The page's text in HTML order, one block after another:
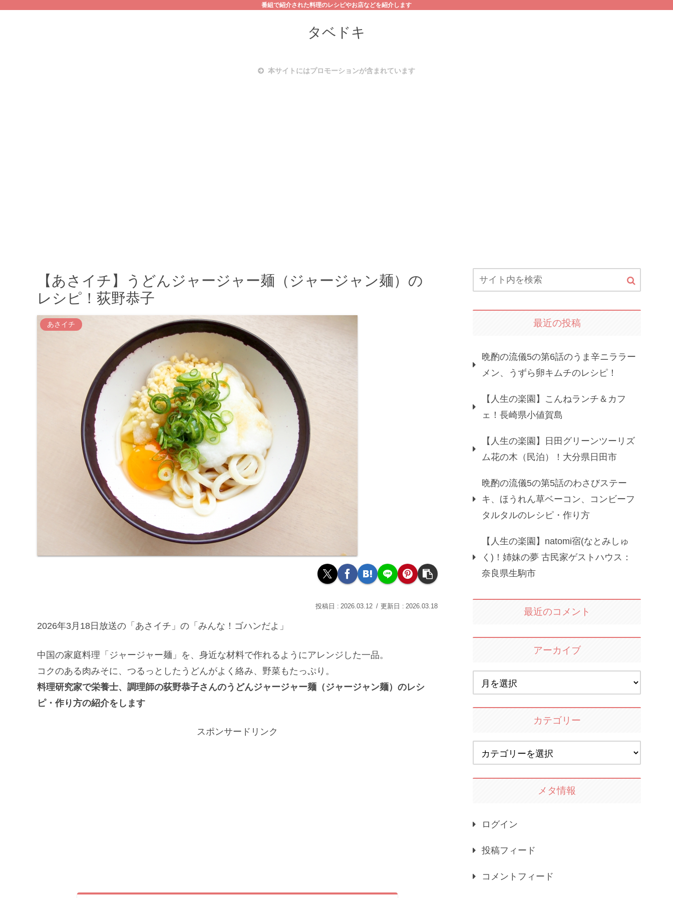
番組で紹介された料理のレシピやお店などを紹介します
タベドキ
本サイトにはプロモーションが含まれています
【あさイチ】うどんジャージャー麺（ジャージャン麺）の
レシピ！荻野恭子
あさイチ
2026.03.12 2026.03.18
2026年3月18日放送の「あさイチ」の「みんな！ゴハンだよ」
中国の家庭料理「ジャージャー麺」を、身近な材料で作れるようにアレンジした一品。
コクのある肉みそに、つるっとしたうどんがよく絡み、野菜もたっぷり。
料理研究家で栄養士、調理師の荻野恭子さんのうどんジャージャー麺（ジャージャン麺）のレシ
ピ・作り方の紹介をします
スポンサードリンク
最近の投稿
晩酌の流儀5の第6話のうま辛ニララー
メン、うずら卵キムチのレシピ！
【人生の楽園】こんねランチ＆カフ
ェ！長崎県小値賀島
【人生の楽園】日田グリーンツーリズ
ム花の木（民泊）！大分県日田市
晩酌の流儀5の第5話のわさびステー
キ、ほうれん草ベーコン、コンビーフ
タルタルのレシピ・作り方
【人生の楽園】natomi宿(なとみしゅ
く)！姉妹の夢 古民家ゲストハウス：
奈良県生駒市
最近のコメント
アーカイブ
カテゴリー
メタ情報
ログイン
投稿フィード
コメントフィード